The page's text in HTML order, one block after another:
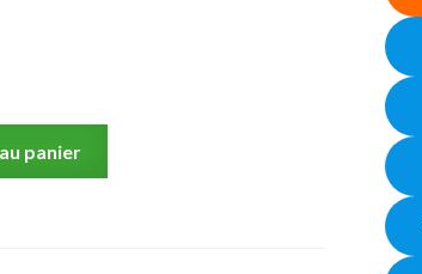
panier